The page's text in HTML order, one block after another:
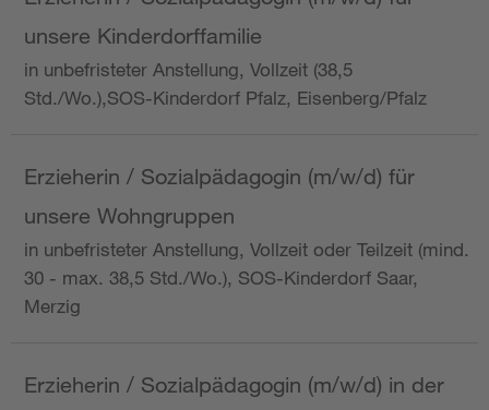
unsere Kinderdorffamilie
in unbefristeter Anstellung, Vollzeit (38,5
Std./Wo.),SOS-Kinderdorf Pfalz, Eisenberg/Pfalz
Erzieherin / Sozialpädagogin (m/w/d) für
unsere Wohngruppen
in unbefristeter Anstellung, Vollzeit oder Teilzeit (mind.
30 - max. 38,5 Std./Wo.), SOS-Kinderdorf Saar,
Merzig
Erzieherin / Sozialpädagogin (m/w/d) in der